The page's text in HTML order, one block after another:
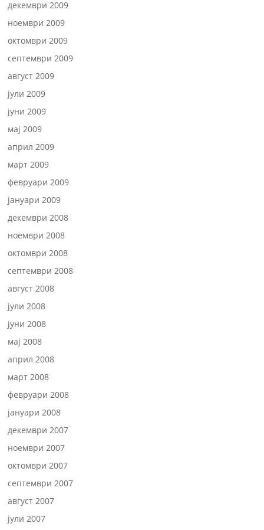
декември 2009
ноември 2009
октомври 2009
септември 2009
август 2009
јули 2009
јуни 2009
мај 2009
април 2009
март 2009
февруари 2009
јануари 2009
декември 2008
ноември 2008
октомври 2008
септември 2008
август 2008
јули 2008
јуни 2008
мај 2008
април 2008
март 2008
февруари 2008
јануари 2008
декември 2007
ноември 2007
октомври 2007
септември 2007
август 2007
јули 2007